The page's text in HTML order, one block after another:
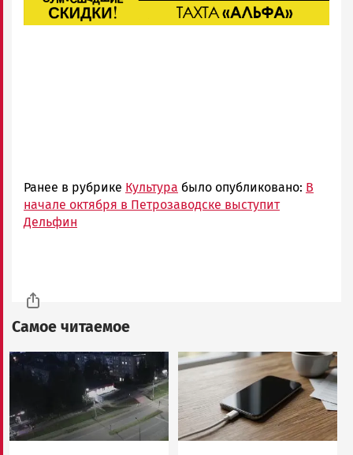
Ранее в рубрике Культура было опубликовано: В
начале октября в Петрозаводске выступит
Дельфин
Самое читаемое
Image Image